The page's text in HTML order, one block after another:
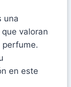
una
valoran
perfume.
en este